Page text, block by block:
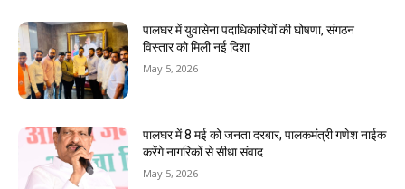
पालघर में युवासेना पदाधिकारियों की घोषणा, संगठन
विस्तार को मिली नई दिशा
May 5, 2026
पालघर में 8 मई को जनता दरबार, पालकमंत्री गणेश नाईक
करेंगे नागरिकों से सीधा संवाद
May 5, 2026